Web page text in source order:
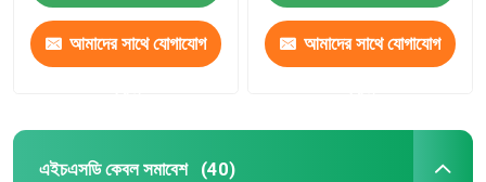
আমাদের সাথে যোগাযোগ আমাদের সাথে যোগাযোগ
এইচএসডি কেবল সমাবেশ (40)